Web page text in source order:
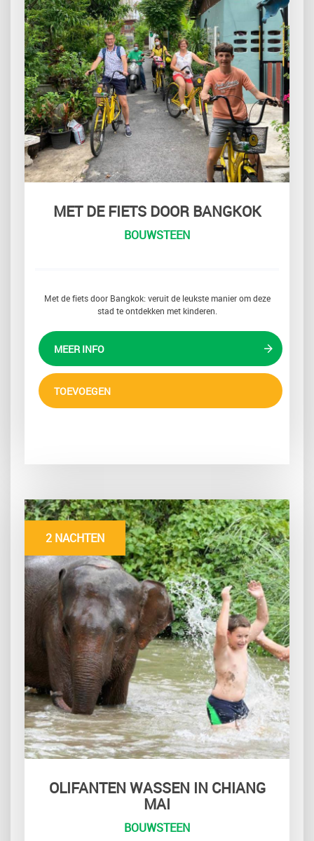
MET DE FIETS DOOR BANGKOK
BOUWSTEEN
Met de fiets door Bangkok: veruit de leukste manier om deze
stad te ontdekken met kinderen.
MEER INFO
TOEVOEGEN
2 NACHTEN
OLIFANTEN WASSEN IN CHIANG
MAI
BOUWSTEEN